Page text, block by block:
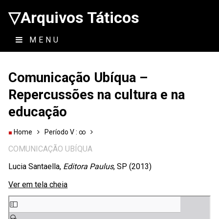
▽Arquivos Táticos
MENU
Comunicação Ubíqua –
Repercussões na cultura e na
educação
Home Período V : ∞
COMUNICAÇÃO UBÍQUA
Lucia Santaella, Editora Paulus, SP (2013)
Ver em tela cheia
Skip
to